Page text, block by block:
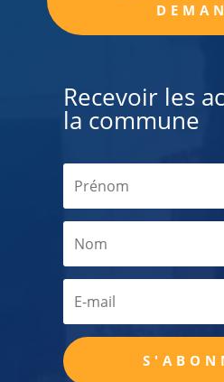
Recevoir les
la commune